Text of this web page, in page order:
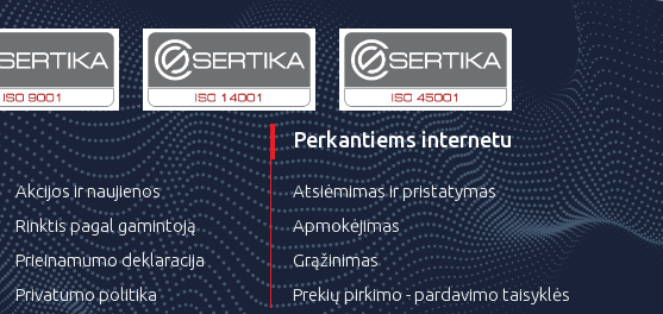
Akcijos ir naujienos
Rinktis pagal gamintoją
Prieinamumo deklaracija
Privatumo politika
Perkantiems internetu
Atsiėmimas ir pristatymas
Apmokėjimas
Grąžinimas
Prekių pirkimo - pardavimo taisyklės